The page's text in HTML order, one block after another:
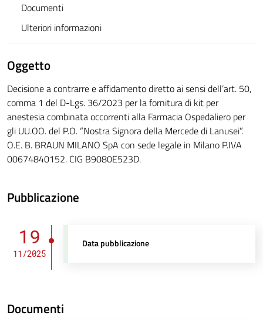
Documenti
Ulteriori informazioni
Oggetto
Decisione a contrarre e affidamento diretto ai sensi dell’art. 50,
comma 1 del D-Lgs. 36/2023 per la fornitura di kit per
anestesia combinata occorrenti alla Farmacia Ospedaliero per
gli UU.OO. del P.O. “Nostra Signora della Mercede di Lanusei”.
O.E. B. BRAUN MILANO SpA con sede legale in Milano P.IVA
00674840152. CIG B9080E523D.
Pubblicazione
19
11/2025
Data pubblicazione
Documenti